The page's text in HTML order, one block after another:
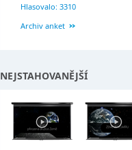
Hlasovalo: 3310
Archiv anket
NEJSTAHOVANĚJŠÍ